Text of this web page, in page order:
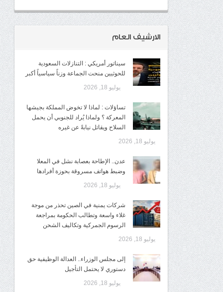
الارشيف العام
سيناتور أمريكي : التنازلات السعودية
للحوثيين منحت الجماعة وزناً سياسياً أكبر
يوليو 18, 2026
تساؤلات : لماذا لا تخوض المملكة بجيشها
المعركة ؟ ولماذا يُراد للجنوبي أن يحمل
السلاح ويقاتل نيابةً عن غيره
يوليو 18, 2026
عدن.. الإطاحة بعصابة نشل في المعلا
وضبط هواتف مسروقة بحوزة أفرادها
يوليو 18, 2026
شركات يمنية في الصين تحذر من موجة
غلاء واسعة وتطالب الحكومة بمراجعة
الرسوم الجمركية وتكاليف الشحن
يوليو 18, 2026
إلى مجلس الوزراء.. العدالة الوظيفية حق
دستوري لا يحتمل التأجيل
يوليو 18, 2026